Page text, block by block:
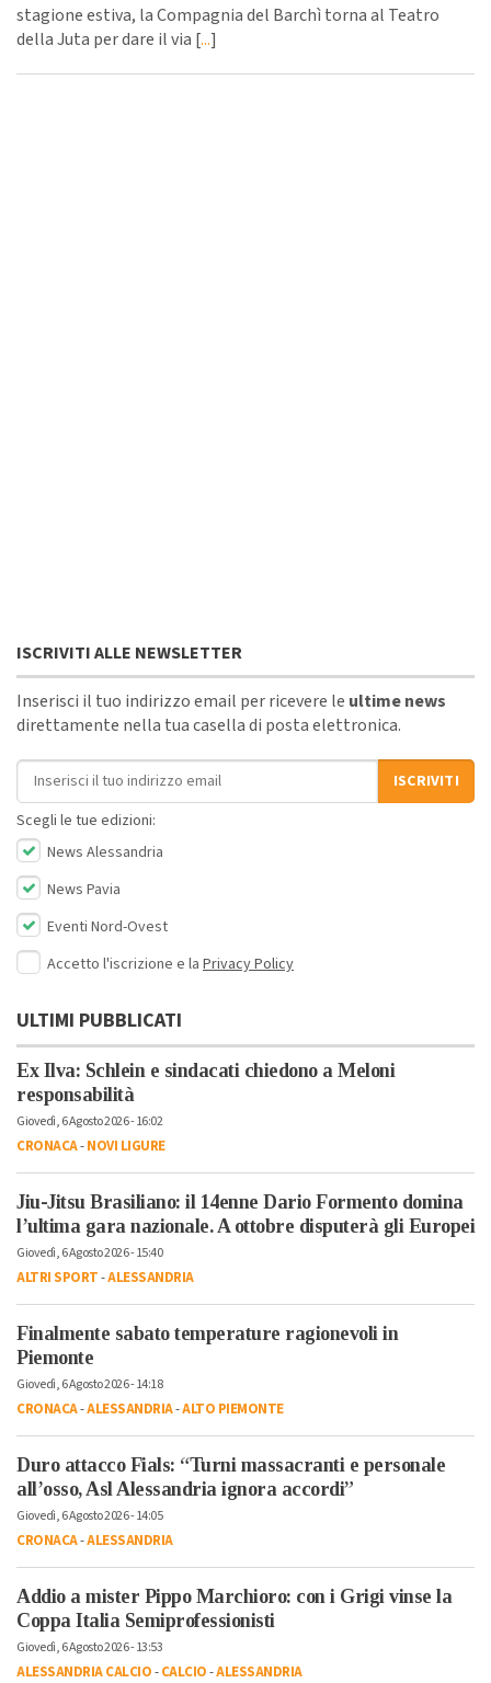
stagione estiva, la Compagnia del Barchì torna al Teatro
della Juta per dare il via [...]
ISCRIVITI ALLE NEWSLETTER
Inserisci il tuo indirizzo email per ricevere le ultime news
direttamente nella tua casella di posta elettronica.
Indirizzo email
ISCRIVITI
Scegli le tue edizioni:
News Alessandria
News Pavia
Eventi Nord-Ovest
Accetto l'iscrizione e la Privacy Policy
ULTIMI PUBBLICATI
Ex Ilva: Schlein e sindacati chiedono a Meloni
responsabilità
Giovedì, 6 Agosto 2026 - 16:02
CRONACA-NOVI LIGURE
Jiu-Jitsu Brasiliano: il 14enne Dario Formento domina
l’ultima gara nazionale. A ottobre disputerà gli Europei
Giovedì, 6 Agosto 2026 - 15:40
ALTRI SPORT-ALESSANDRIA
Finalmente sabato temperature ragionevoli in
Piemonte
Giovedì, 6 Agosto 2026 - 14:18
CRONACA-ALESSANDRIA-ALTO PIEMONTE
Duro attacco Fials: “Turni massacranti e personale
all’osso, Asl Alessandria ignora accordi”
Giovedì, 6 Agosto 2026 - 14:05
CRONACA-ALESSANDRIA
Addio a mister Pippo Marchioro: con i Grigi vinse la
Coppa Italia Semiprofessionisti
Giovedì, 6 Agosto 2026 - 13:53
ALESSANDRIA CALCIO-CALCIO-ALESSANDRIA